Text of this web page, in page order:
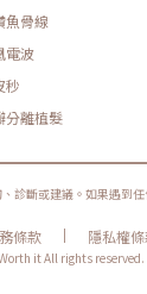
魚骨線
電波
秒
分離植髮
診斷或建議。如果遇到
條款 | 隱私權
it All rights reserved.